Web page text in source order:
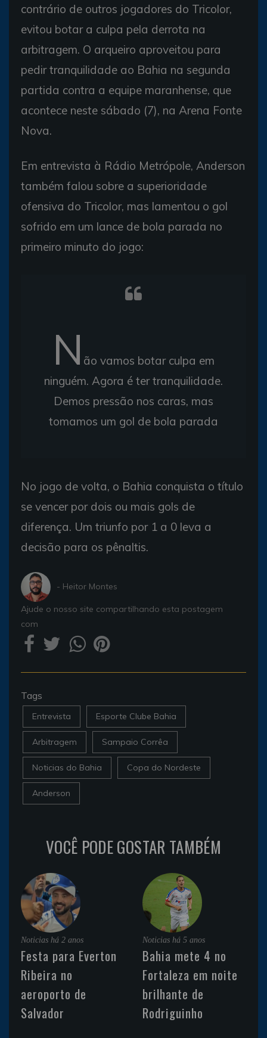
contrário de outros jogadores do Tricolor,
evitou botar a culpa pela derrota na
arbitragem. O arqueiro aproveitou para
pedir tranquilidade ao Bahia na segunda
partida contra a equipe maranhense, que
acontece neste sábado (7), na Arena Fonte
Nova.
Em entrevista à Rádio Metrópole, Anderson
também falou sobre a superioridade
ofensiva do Tricolor, mas lamentou o gol
sofrido em um lance de bola parada no
primeiro minuto do jogo:
N ão vamos botar culpa em
ninguém. Agora é ter tranquilidade.
Demos pressão nos caras, mas
tomamos um gol de bola parada
No jogo de volta, o Bahia conquista o título
se vencer por dois ou mais gols de
diferença. Um triunfo por 1 a 0 leva a
decisão para os pênaltis.
- Heitor Montes
Ajude o nosso site compartilhando esta postagem
com
Tags
Entrevista Esporte Clube Bahia
Arbitragem Sampaio Corrêa
Noticias do Bahia Copa do Nordeste
Anderson
VOCÊ PODE GOSTAR TAMBÉM
Noticias há 2 anos
Festa para Everton
Ribeira no
aeroporto de
Salvador
Noticias há 5 anos
Bahia mete 4 no
Fortaleza em noite
brilhante de
Rodriguinho